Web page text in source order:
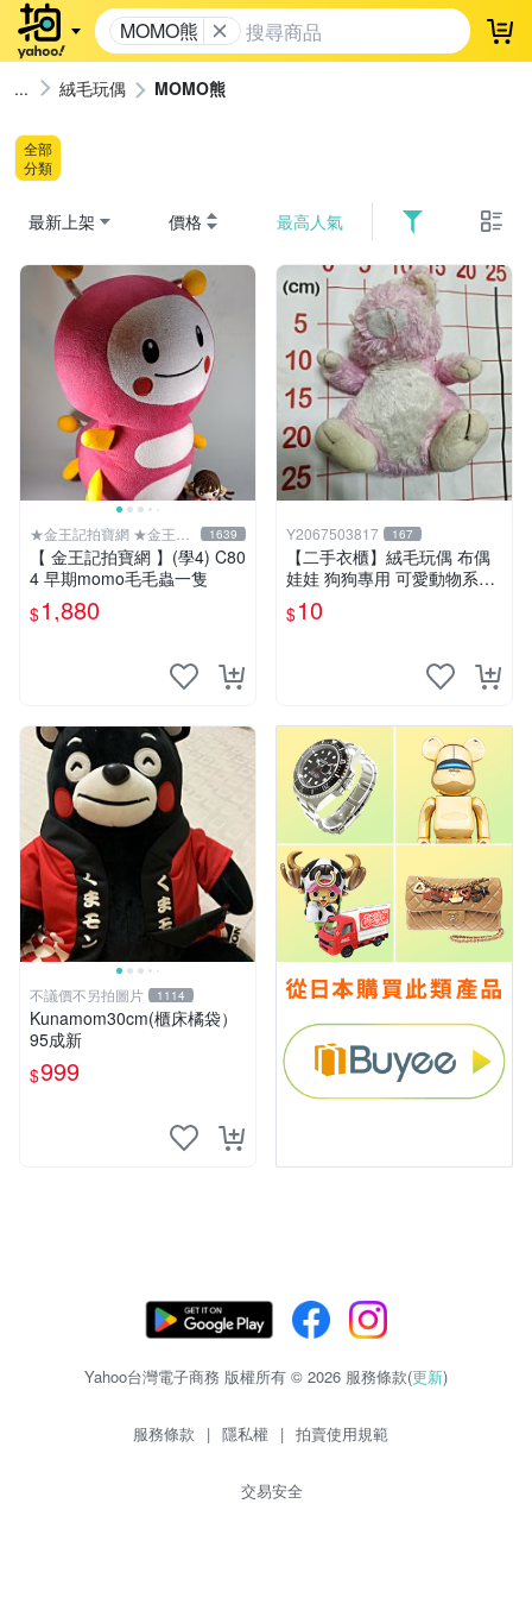
MOMO熊 登
絨毛玩偶 MOMO熊
全部
分類
最新上架 價格 最高人氣
★金王記拍寶網 ★金王記
拍寶趣
1639
【 金王記拍寶網 】(學4) C80
4 早期momo毛毛蟲一隻
$1,880
Y2067503817 167
【二手衣櫃】絨毛玩偶 布偶
娃娃 狗狗專用 可愛動物系列
耐咬耐磨玩具 玩偶 粉紅熊寵
物玩具 1120929
$10
不議價不另拍圖片 1114
Kunamom30cm(櫃床橘袋）
95成新
$999
Yahoo台灣電子商務 版權所有 © 2026 服務條款(更新)
服務條款 | 隱私權 | 拍賣使用規範
交易安全